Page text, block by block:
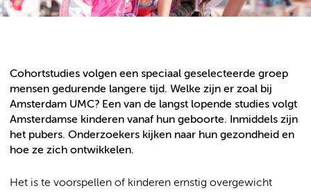
Cohortstudies volgen een speciaal geselecteerde groep
mensen gedurende langere tijd. Welke zijn er zoal bij
Amsterdam UMC? Een van de langst lopende studies volgt
Amsterdamse kinderen vanaf hun geboorte. Inmiddels zijn
het pubers. Onderzoekers kijken naar hun gezondheid en
hoe ze zich ontwikkelen.
Het is te voorspellen of kinderen ernstig overgewicht